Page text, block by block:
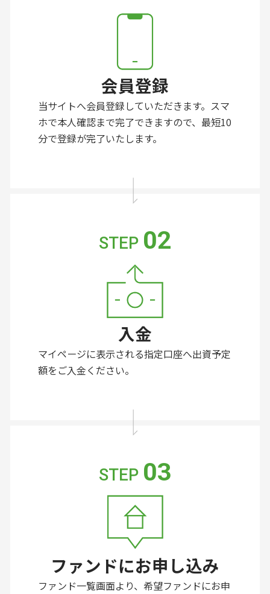
会員登録
当サイトへ会員登録していただきます。スマ
ホで本人確認まで完了できますので、最短10
分で登録が完了いたします。
STEP 02
入金
マイページに表示される指定口座へ出資予定
額をご入金ください。
STEP 03
ファンドにお申し込み
ファンド一覧画面より、希望ファンドにお申